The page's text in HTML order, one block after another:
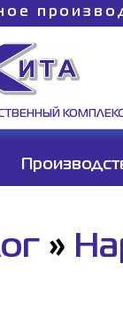
»